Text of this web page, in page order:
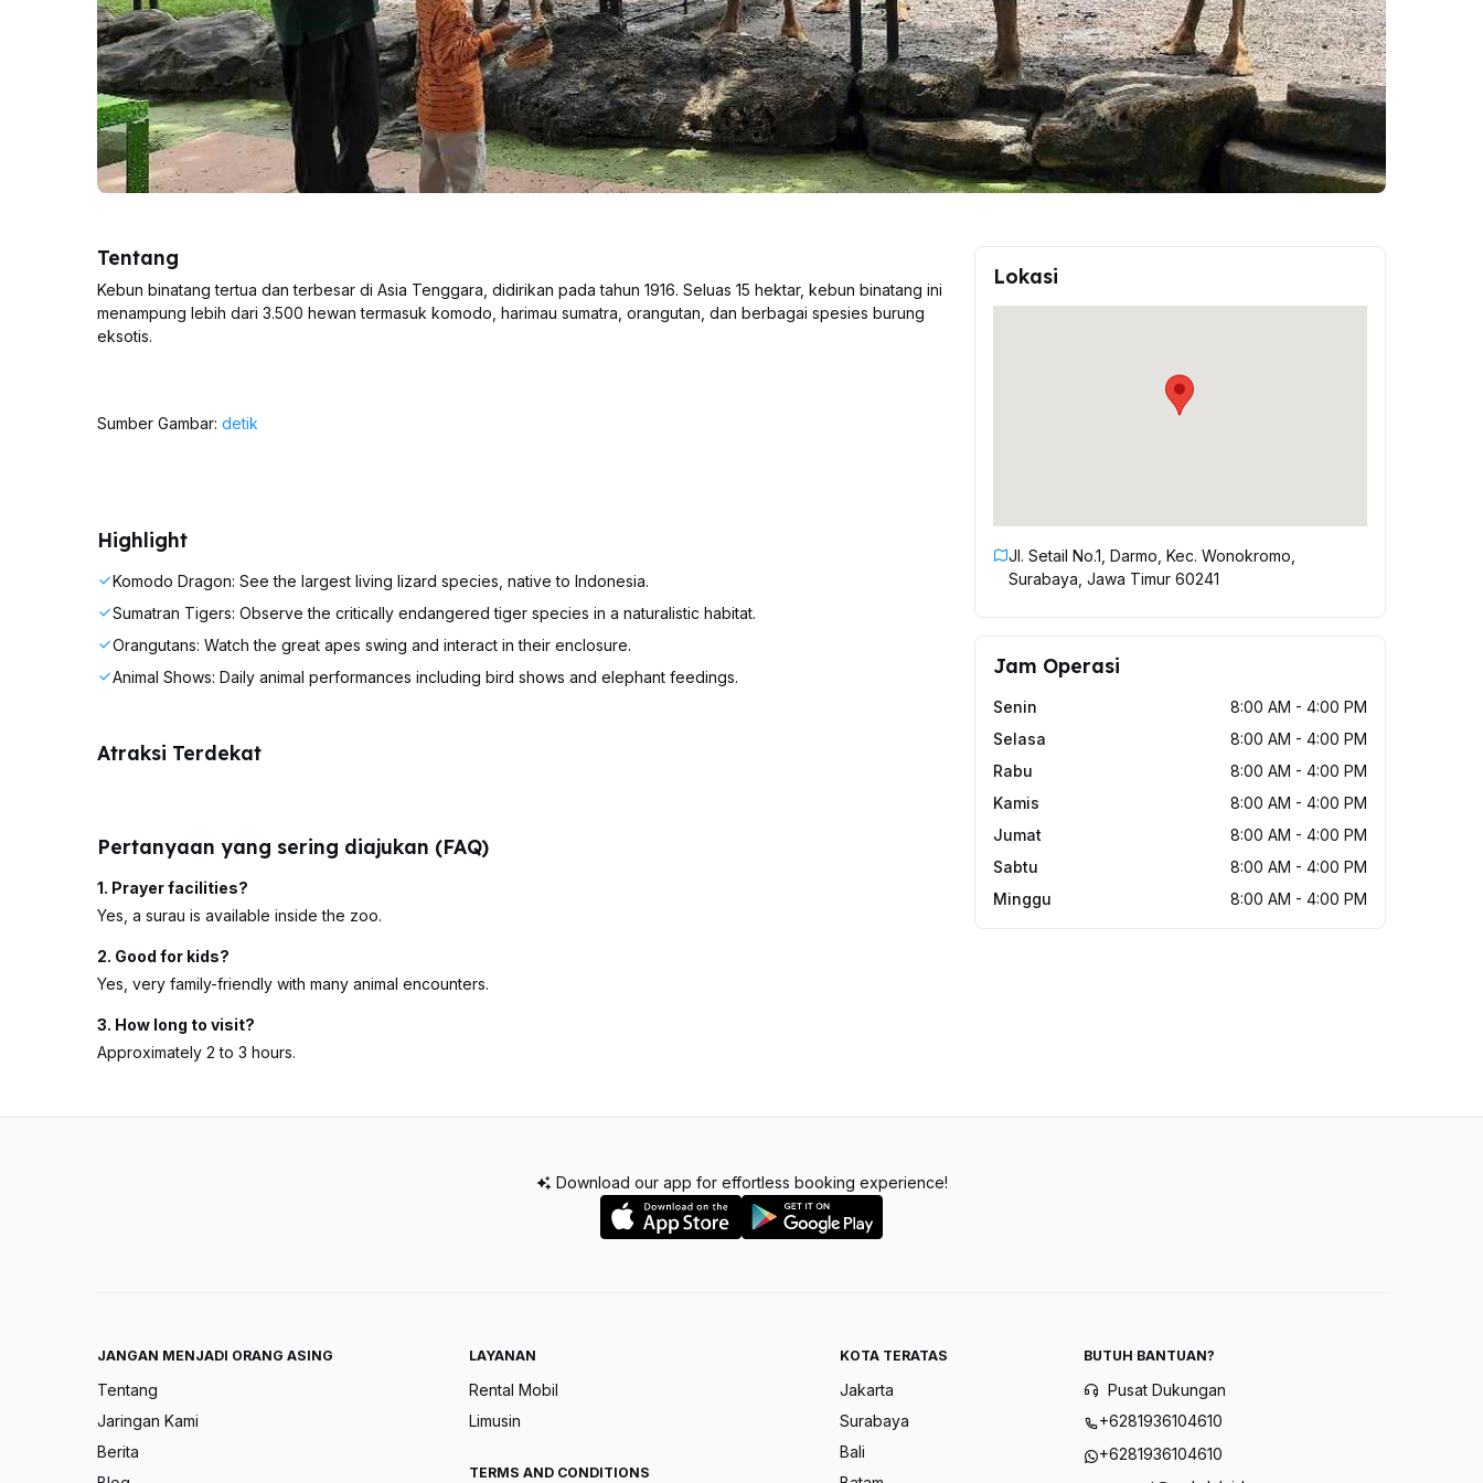
Tentang
Kebun binatang tertua dan terbesar di Asia Tenggara, didirikan pada tahun 1916. Seluas 15 hektar, kebun binatang ini
menampung lebih dari 3.500 hewan termasuk komodo, harimau sumatra, orangutan, dan berbagai spesies burung
eksotis.
Sumber Gambar: detik
Highlight
Komodo Dragon: See the largest living lizard species, native to Indonesia.
Sumatran Tigers: Observe the critically endangered tiger species in a naturalistic habitat.
Orangutans: Watch the great apes swing and interact in their enclosure.
Animal Shows: Daily animal performances including bird shows and elephant feedings.
Atraksi Terdekat
Pertanyaan yang sering diajukan (FAQ)
1. Prayer facilities?
Yes, a surau is available inside the zoo.
2. Good for kids?
Yes, very family-friendly with many animal encounters.
3. How long to visit?
Approximately 2 to 3 hours.
Lokasi
Jl. Setail No.1, Darmo, Kec. Wonokromo,
Surabaya, Jawa Timur 60241
Jam Operasi
Senin
8:00 AM - 4:00 PM
Selasa
8:00 AM - 4:00 PM
Rabu
8:00 AM - 4:00 PM
Kamis
8:00 AM - 4:00 PM
Jumat
8:00 AM - 4:00 PM
Sabtu
8:00 AM - 4:00 PM
Minggu
8:00 AM - 4:00 PM
Download our app for effortless booking experience!
JANGAN MENJADI ORANG ASING
Tentang
Jaringan Kami
Berita
LAYANAN
Rental Mobil
Limusin
TERMS AND CONDITIONS
KOTA TERATAS
Jakarta
Surabaya
Bali
BUTUH BANTUAN?
Pusat Dukungan
+6281936104610
+6281936104610